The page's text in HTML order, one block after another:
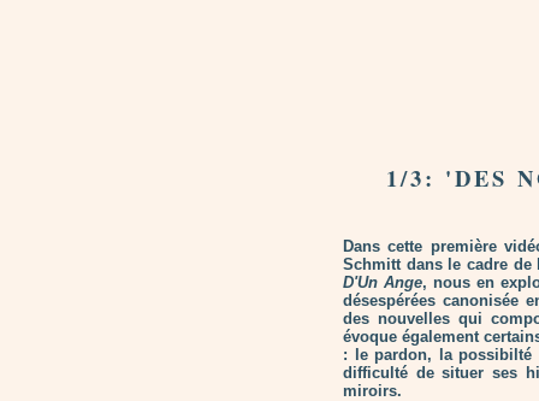
1/3: 'DES
Dans cette première
Schmitt dans le cadre
D'Un Ange, nous en
désespérées canonisée
des nouvelles qui
évoque également
: le pardon, la possibilté
difficulté de situer ses
miroirs.